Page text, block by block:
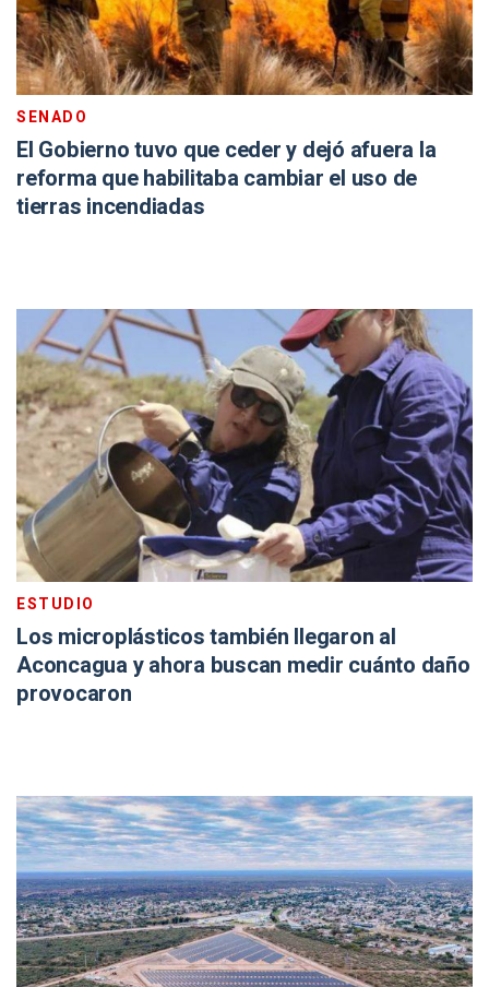
SENADO
El Gobierno tuvo que ceder y dejó afuera la
reforma que habilitaba cambiar el uso de
tierras incendiadas
ESTUDIO
Los microplásticos también llegaron al
Aconcagua y ahora buscan medir cuánto daño
provocaron